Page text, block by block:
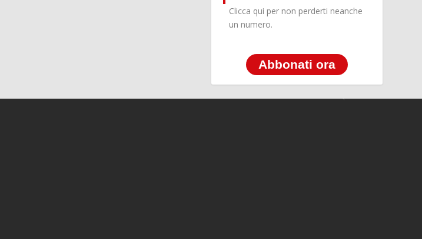
Clicca qui per non perderti neanche
un numero.
Abbonati ora